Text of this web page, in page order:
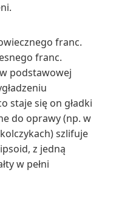
franc.
franc.
podstawowej
staje się on gładki
do oprawy (np. w
szlifuje
z jedną
w pełni